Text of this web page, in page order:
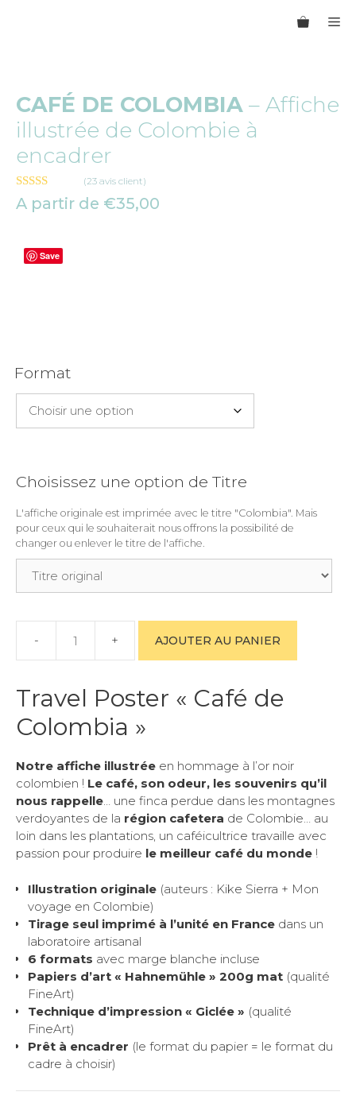
CAFÉ DE COLOMBIA – Affiche
illustrée de Colombie à
encadrer
5.00sur 5
(23 avis client)
A partir de €35,00
Save
Format
Choisissez une option de Titre
L'affiche originale est imprimée avec le titre "Colombia". Mais
pour ceux qui le souhaiterait nous offrons la possibilité de
changer ou enlever le titre de l'affiche.
quantité
de
DE
-
illustrée
de
Colombie
à
encadrer
AJOUTER AU PANIER
Travel Poster « Café de
Colombia »
Notre affiche illustrée en hommage à l’or noir
colombien ! Le café, son odeur, les souvenirs qu’il
nous rappelle… une finca perdue dans les montagnes
verdoyantes de la région cafetera de Colombie… au
loin dans les plantations, un caféicultrice travaille avec
passion pour produire le meilleur café du monde !
Illustration originale (auteurs : Kike Sierra + Mon
voyage en Colombie)
Tirage seul imprimé à l’unité en France dans un
laboratoire artisanal
6 formats avec marge blanche incluse
Papiers d’art « Hahnemühle » 200g mat (qualité
FineArt)
Technique d’impression « Giclée » (qualité
FineArt)
Prêt à encadrer (le format du papier = le format du
cadre à choisir)